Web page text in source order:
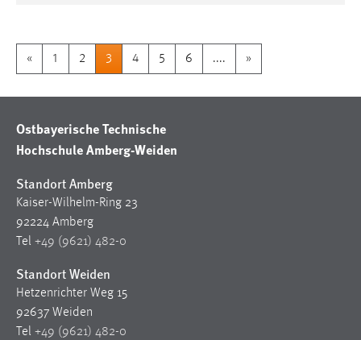
« 1 2 3 4 5 6 .... »
Ostbayerische Technische
Hochschule Amberg-Weiden
Standort Amberg
Kaiser-Wilhelm-Ring 23
92224 Amberg
Tel +49 (9621) 482-0
Standort Weiden
Hetzenrichter Weg 15
92637 Weiden
Tel +49 (9621) 482-0